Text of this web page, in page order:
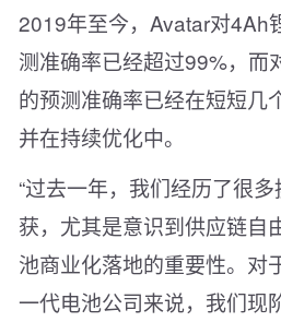
2019年至今，Avatar对4Ah
测准确率已经超过99%，而
的预测准确率已经在短短几
并在持续优化中。
“过去一年，我们经历了很
获，尤其是意识到供应链自
池商业化落地的重要性。对
一代电池公司来说，我们现